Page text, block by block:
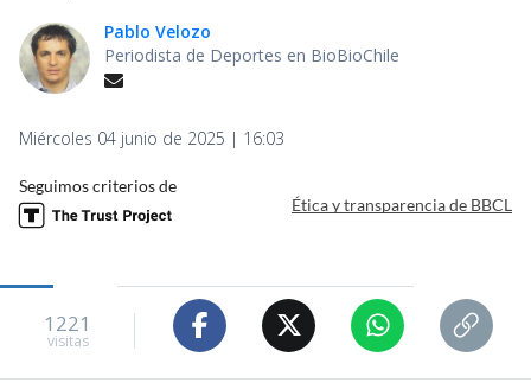
Pablo Velozo
Periodista de Deportes en BioBioChile
Miércoles 04 junio de 2025 | 16:03
Seguimos criterios de
Ética y transparencia de BBCL
1221
visitas